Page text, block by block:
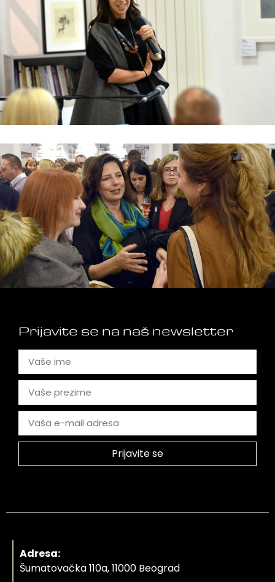
Prijavite se na naš newsletter
Prijavite se
Adresa:
Šumatovačka 110a, 11000 Beograd